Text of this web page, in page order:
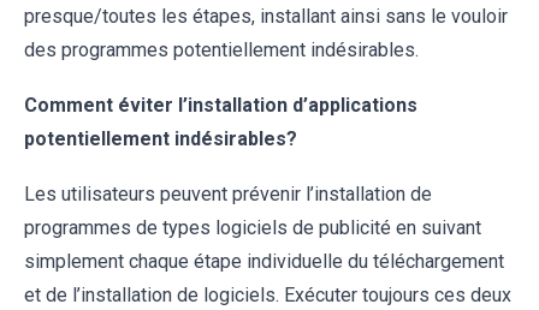
presque/toutes les étapes, installant ainsi sans le vouloir
des programmes potentiellement indésirables.
Comment éviter l’installation d’applications
potentiellement indésirables?
Les utilisateurs peuvent prévenir l’installation de
programmes de types logiciels de publicité en suivant
simplement chaque étape individuelle du téléchargement
et de l’installation de logiciels. Exécuter toujours ces deux